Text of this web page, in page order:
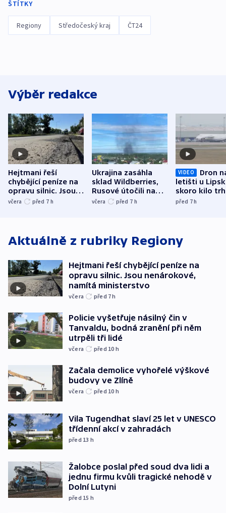
ŠTÍTKY
Regiony Středočeský kraj ČT24
Výběr redakce
Hejtmani řeší
chybějící peníze na
opravu silnic. Jsou
nenárokové, namítá
včera před 7 h
Ukrajina zasáhla
sklad Wildberries,
Rusové útočili na
trh, hasiče či
včera před 7 h
VIDEO
Dron
letišti u
skoro kilo
indicie
před 7h
Aktuálně z rubriky Regiony
Hejtmani řeší chybějící peníze na
opravu silnic. Jsou nenárokové,
namítá ministerstvo
včera před 7h
Policie vyšetřuje násilný čin v
Tanvaldu, bodná zranění při něm
utrpěli tři lidé
včera před 10 h
Začala demolice vyhořelé výškové
budovy ve Zlíně
včera před 10 h
Vila Tugendhat slaví 25 let v UNESCO
třídenní akcí v zahradách
před 13 h
Žalobce poslal před soud dva lidi a
jednu firmu kvůli tragické nehodě v
Dolní Lutyni
před 15 h